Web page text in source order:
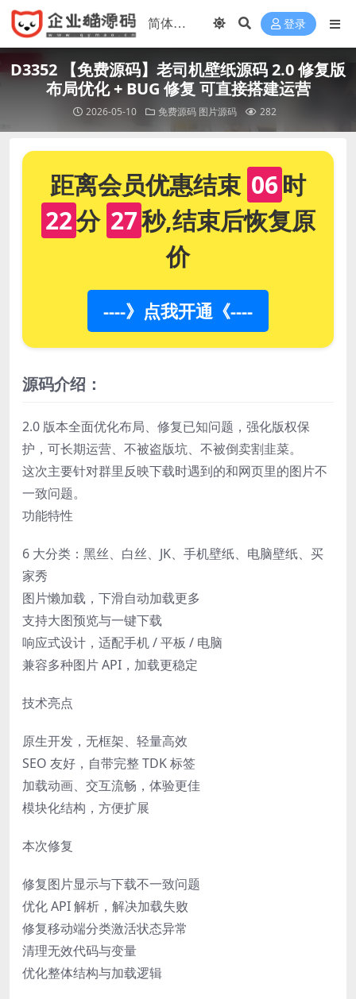
登录
D3352 【免费源码】老司机壁纸源码 2.0 修复版
布局优化 + BUG 修复 可直接搭建运营
2026-05-10 免费源码 图片源码 282
距离会员优惠结束 06时
22分 26秒,结束后恢复原
价
----》点我开通《----
源码介绍：
2.0 版本全面优化布局、修复已知问题，强化版权保
护，可长期运营、不被盗版坑、不被倒卖割韭菜。
这次主要针对群里反映下载时遇到的和网页里的图片不
一致问题。
功能特性
6 大分类：黑丝、白丝、JK、手机壁纸、电脑壁纸、买
家秀
图片懒加载，下滑自动加载更多
支持大图预览与一键下载
响应式设计，适配手机 / 平板 / 电脑
兼容多种图片 API，加载更稳定
技术亮点
原生开发，无框架、轻量高效
SEO 友好，自带完整 TDK 标签
加载动画、交互流畅，体验更佳
模块化结构，方便扩展
本次修复
修复图片显示与下载不一致问题
优化 API 解析，解决加载失败
修复移动端分类激活状态异常
清理无效代码与变量
优化整体结构与加载逻辑